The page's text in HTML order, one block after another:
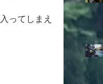
ってしまえ